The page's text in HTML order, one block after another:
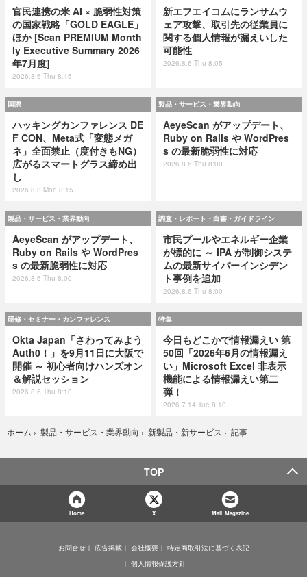
官民連携の米 AI × 脆弱性対策
の国家戦略「GOLD EAGLE」
ほか [Scan PREMIUM Month
ly Executive Summary 2026
年7月度]
2026.8.6 Thu 8:15
新エフエイコムにランサムウ
ェア攻撃、取引先の従業員に
関する個人情報が漏えいした
可能性
2026.8.6 Thu 8:05
国際
ハッキングカンファレンス DE
F CON、Meta式「変態メガ
ネ」全面禁止（度付きもNG）
広がるスマートグラス締め出
し
2026.8.3 Mon 8:15
製品・サービス・業界動向
AeyeScan がアップデート、
Ruby on Rails や WordPres
s の最新脆弱性に対応
2026.8.6 Thu 8:00
製品・サービス・業界動向
AeyeScan がアップデート、
Ruby on Rails や WordPres
s の最新脆弱性に対応
2026.8.6 Thu 8:00
調査・レポート・白書・ガイドライン
市民プールやエネルギー企業
が標的に ～ IPA が制御システ
ムの最新サイバーインシデン
ト事例を追加
2026.8.6 Thu 8:00
研修・セミナー・カンファレンス
Okta Japan「さわってみよう
Auth0！」を9月11日に大阪で
開催 ～ 初心者向けハンズオン
＆解説セッション
2026.8.6 Thu 8:10
特集
今日もどこかで情報漏えい 第
50回「2026年6月の情報漏え
い」Microsoft Excel 非表示
機能による情報漏えい第二
弾！
2026.7.14 Tue 8:10
ホーム › 製品・サービス・業界動向 › 新製品・新サービス › 記事
TOP
Home X Mail Magazine
お問合せ 広告掲載 会社概要
特定商取引法に基づく表記
個人情報保護方針